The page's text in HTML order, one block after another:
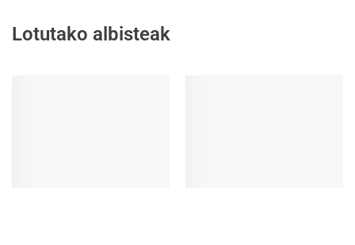
Lotutako albisteak